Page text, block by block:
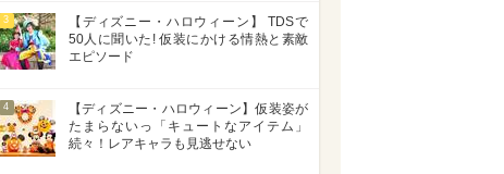
3
【ディズニー・ハロウィーン】 TDSで
50人に聞いた! 仮装にかける情熱と素敵
エピソード
4
【ディズニー・ハロウィーン】仮装姿が
たまらないっ「キュートなアイテム」
続々！レアキャラも見逃せない